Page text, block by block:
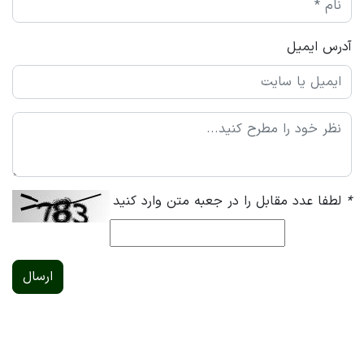
آدرس ایمیل
* لطفا عدد مقابل را در جعبه متن وارد کنید
ارسال